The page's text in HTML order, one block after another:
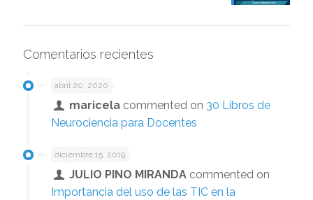
Comentarios recientes
abril 20, 2020
maricela commented on 30 Libros de
Neurociencia para Docentes
diciembre 15, 2019
JULIO PINO MIRANDA commented on
Importancia del uso de las TIC en la